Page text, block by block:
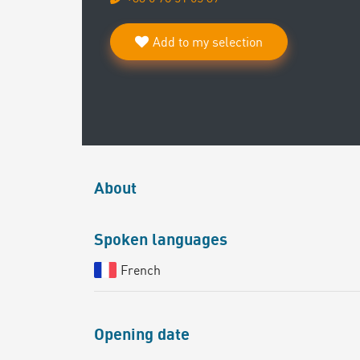
Add to my selection
About
Spoken languages
French
Opening date